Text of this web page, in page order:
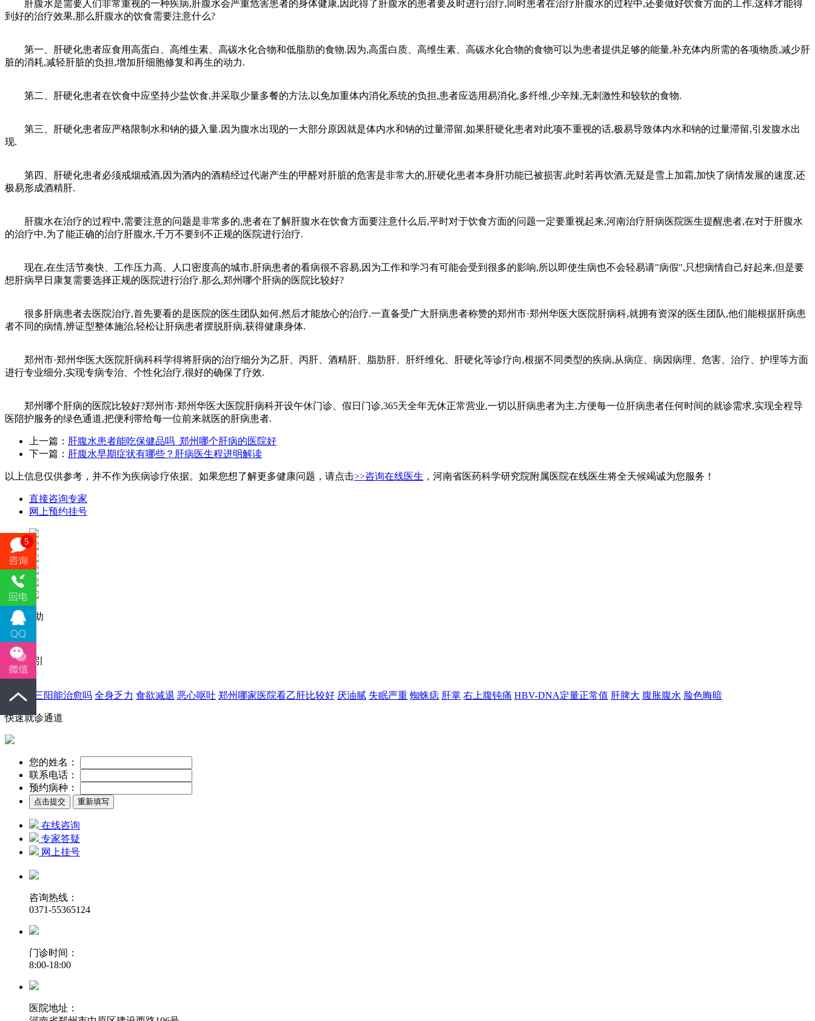
肝腹水是需要人们非常重视的一种疾病,肝腹水会严重危害患者的身体健康,因此得了肝腹水的患者要及时进行治疗,同时患者在治疗肝腹水的过程中,还要做好饮食方面的工作,这样才能得
到好的治疗效果,那么肝腹水的饮食需要注意什么?
第一、肝硬化患者应食用高蛋白、高维生素、高碳水化合物和低脂肪的食物.因为,高蛋白质、高维生素、高碳水化合物的食物可以为患者提供足够的能量,补充体内所需的各项物质,减少肝
脏的消耗,减轻肝脏的负担,增加肝细胞修复和再生的动力.
第二、肝硬化患者在饮食中应坚持少盐饮食,并采取少量多餐的方法,以免加重体内消化系统的负担,患者应选用易消化,多纤维,少辛辣,无刺激性和较软的食物.
第三、肝硬化患者应严格限制水和钠的摄入量.因为腹水出现的一大部分原因就是体内水和钠的过量滞留,如果肝硬化患者对此项不重视的话,极易导致体内水和钠的过量滞留,引发腹水出
现.
第四、肝硬化患者必须戒烟戒酒,因为酒内的酒精经过代谢产生的甲醛对肝脏的危害是非常大的,肝硬化患者本身肝功能已被损害,此时若再饮酒,无疑是雪上加霜,加快了病情发展的速度,还
极易形成酒精肝.
肝腹水在治疗的过程中,需要注意的问题是非常多的,患者在了解肝腹水在饮食方面要注意什么后,平时对于饮食方面的问题一定要重视起来,河南治疗肝病医院医生提醒患者,在对于肝腹水
的治疗中,为了能正确的治疗肝腹水,千万不要到不正规的医院进行治疗.
现在,在生活节奏快、工作压力高、人口密度高的城市,肝病患者的看病很不容易,因为工作和学习有可能会受到很多的影响,所以即使生病也不会轻易请"病假",只想病情自己好起来,但是要
想肝病早日康复需要选择正规的医院进行治疗.那么,郑州哪个肝病的医院比较好?
很多肝病患者去医院治疗,首先要看的是医院的医生团队如何,然后才能放心的治疗.一直备受广大肝病患者称赞的郑州市·郑州华医大医院肝病科,就拥有资深的医生团队,他们能根据肝病患
者不同的病情,辨证型整体施治,轻松让肝病患者摆脱肝病,获得健康身体.
郑州市·郑州华医大医院肝病科科学得将肝病的治疗细分为乙肝、丙肝、酒精肝、脂肪肝、肝纤维化、肝硬化等诊疗向,根据不同类型的疾病,从病症、病因病理、危害、治疗、护理等方面
进行专业细分,实现专病专治、个性化治疗,很好的确保了疗效.
郑州哪个肝病的医院比较好?郑州市·郑州华医大医院肝病科开设午休门诊、假日门诊,365天全年无休正常营业,一切以肝病患者为主,方便每一位肝病患者任何时间的就诊需求,实现全程导
医陪护服务的绿色通道,把便利带给每一位前来就医的肝病患者.
上一篇： 肝腹水患者能吃保健品吗_郑州哪个肝病的医院好
下一篇： 肝腹水早期症状有哪些？肝病医生程进明解读
以上信息仅供参考，并不作为疾病诊疗依据。如果您想了解更多健康问题，请点击>>咨询在线医生 ，河南省医药科学研究院附属医院在线医生将全天候竭诚为您服务！
直接咨询专家
网上预约挂号
公益救助
病症索引
乙肝大三阳能治愈吗 全身乏力 食欲减退 恶心呕吐 郑州哪家医院看乙肝比较好 厌油腻 失眠严重 蜘蛛痣 肝掌 右上腹钝痛 HBV-DNA定量正常值 肝脾大 腹胀腹水 脸色晦暗
快速就诊通道
您的姓名：
联系电话：
预约病种：
在线咨询
专家答疑
网上挂号
咨询热线：
0371-55365124
门诊时间：
8:00-18:00
医院地址：
5